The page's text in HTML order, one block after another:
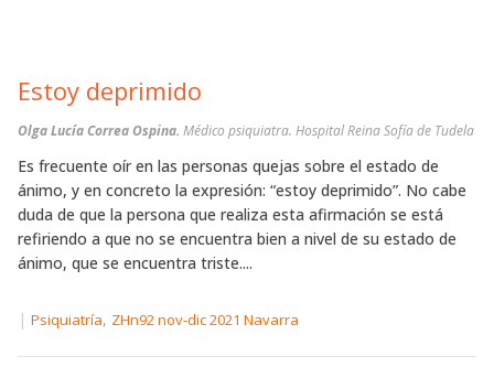
Estoy deprimido
Olga Lucía Correa Ospina. Médico psiquiatra. Hospital Reina Sofía de Tudela
Es frecuente oír en las personas quejas sobre el estado de
ánimo, y en concreto la expresión: “estoy deprimido”. No cabe
duda de que la persona que realiza esta afirmación se está
refiriendo a que no se encuentra bien a nivel de su estado de
ánimo, que se encuentra triste....
| Psiquiatría, ZHn92 nov-dic 2021 Navarra